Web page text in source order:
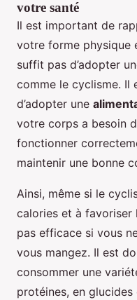
votre santé
Il est important de
votre forme physique
suffit pas d’adopter
comme le cyclisme. Il
d’adopter une
votre corps a besoin
fonctionner
maintenir une bonne
Ainsi, même si le
calories et à favoriser
pas efficace si vous
vous mangez. Il est
consommer une
protéines, en